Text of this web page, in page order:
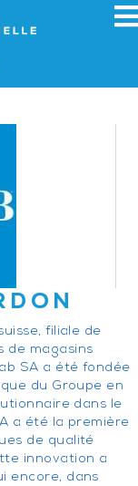
filiale de
de magasins
SA a été fondée
du Groupe en
dans le
a été la première
de qualité
innovation a
encore, dans